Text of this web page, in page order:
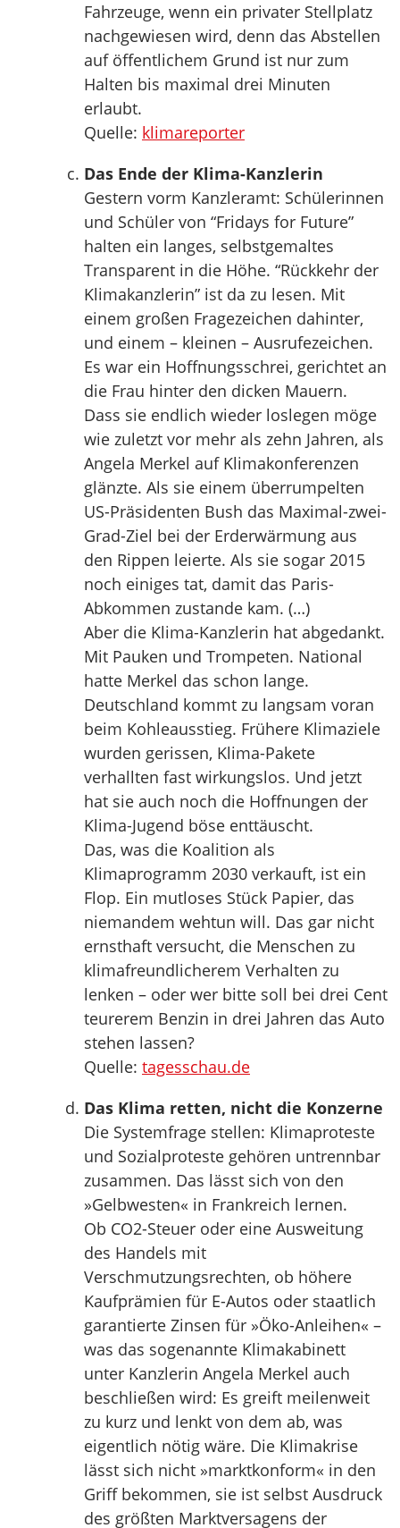
Fahrzeuge, wenn ein privater Stellplatz
nachgewiesen wird, denn das Abstellen
auf öffentlichem Grund ist nur zum
Halten bis maximal drei Minuten
erlaubt.
Quelle: klimareporter
Das Ende der Klima-Kanzlerin
Gestern vorm Kanzleramt: Schülerinnen
und Schüler von “Fridays for Future”
halten ein langes, selbstgemaltes
Transparent in die Höhe. “Rückkehr der
Klimakanzlerin” ist da zu lesen. Mit
einem großen Fragezeichen dahinter,
und einem – kleinen – Ausrufezeichen.
Es war ein Hoffnungsschrei, gerichtet an
die Frau hinter den dicken Mauern.
Dass sie endlich wieder loslegen möge
wie zuletzt vor mehr als zehn Jahren, als
Angela Merkel auf Klimakonferenzen
glänzte. Als sie einem überrumpelten
US-Präsidenten Bush das Maximal-zwei-
Grad-Ziel bei der Erderwärmung aus
den Rippen leierte. Als sie sogar 2015
noch einiges tat, damit das Paris-
Abkommen zustande kam. (…)
Aber die Klima-Kanzlerin hat abgedankt.
Mit Pauken und Trompeten. National
hatte Merkel das schon lange.
Deutschland kommt zu langsam voran
beim Kohleausstieg. Frühere Klimaziele
wurden gerissen, Klima-Pakete
verhallten fast wirkungslos. Und jetzt
hat sie auch noch die Hoffnungen der
Klima-Jugend böse enttäuscht.
Das, was die Koalition als
Klimaprogramm 2030 verkauft, ist ein
Flop. Ein mutloses Stück Papier, das
niemandem wehtun will. Das gar nicht
ernsthaft versucht, die Menschen zu
klimafreundlicherem Verhalten zu
lenken – oder wer bitte soll bei drei Cent
teurerem Benzin in drei Jahren das Auto
stehen lassen?
Quelle: tagesschau.de
Das Klima retten, nicht die Konzerne
Die Systemfrage stellen: Klimaproteste
und Sozialproteste gehören untrennbar
zusammen. Das lässt sich von den
»Gelbwesten« in Frankreich lernen.
Ob CO2-Steuer oder eine Ausweitung
des Handels mit
Verschmutzungsrechten, ob höhere
Kaufprämien für E-Autos oder staatlich
garantierte Zinsen für »Öko-Anleihen« –
was das sogenannte Klimakabinett
unter Kanzlerin Angela Merkel auch
beschließen wird: Es greift meilenweit
zu kurz und lenkt von dem ab, was
eigentlich nötig wäre. Die Klimakrise
lässt sich nicht »marktkonform« in den
Griff bekommen, sie ist selbst Ausdruck
des größten Marktversagens der